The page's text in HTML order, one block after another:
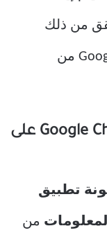
من ذلك
وتمكين الإشعارات لتطبيق Google Chat من
تفعيل الإشعارات لتطبيق Google Chat على
تطبيق
المعلومات من